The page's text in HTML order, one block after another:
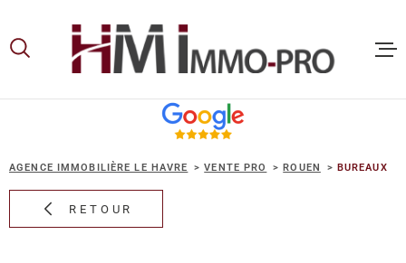
lamenu
contenu
AGENCE IMMOBILIÈRE LE HAVRE VENTE PRO ROUEN BUREAUX
RETOUR